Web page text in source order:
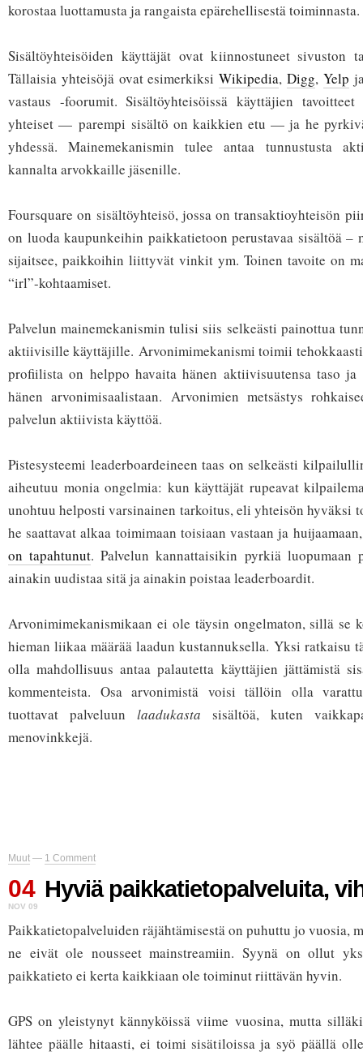
korostaa luottamusta ja rangaista epärehellisestä toiminnasta.
Sisältöyhteisöiden käyttäjät ovat kiinnostuneet sivuston
Tällaisia yhteisöjä ovat esimerkiksiWikipedia,Digg, Yelp
vastaus -foorumit. Sisältöyhteisöissä käyttäjien
yhteiset — parempi sisältö on kaikkien etu — ja he
yhdessä. Mainemekanismin tulee antaa tunnustusta
kannalta arvokkaille jäsenille.
Foursquare on sisältöyhteisö, jossa on transaktioyhteisön
on luoda kaupunkeihin paikkatietoon perustavaa sisältöä –
sijaitsee, paikkoihin liittyvät vinkit ym. Toinen tavoite on
“irl”-kohtaamiset.
Palvelun mainemekanismin tulisi siis selkeästi painottua
aktiivisille käyttäjille. Arvonimimekanismi toimii
profiilista on helppo havaita hänen aktiivisuutensa taso
hänen arvonimisaalistaan. Arvonimien metsästys
palvelun aktiivista käyttöä.
Pistesysteemi leaderboardeineen taas on selkeästi
aiheutuu monia ongelmia: kun käyttäjät rupeavat
unohtuu helposti varsinainen tarkoitus, eli yhteisön hyväksi
he saattavat alkaa toimimaan toisiaan vastaan ja
on tapahtunut. Palvelun kannattaisikin pyrkiä luopumaan
ainakin uudistaa sitä ja ainakin poistaa leaderboardit.
Arvonimimekanismikaan ei ole täysin ongelmaton, sillä se
hieman liikaa määrää laadun kustannuksella. Yksi ratkaisu
olla mahdollisuus antaa palautetta käyttäjien jättämistä
kommenteista. Osa arvonimistä voisi tällöin olla
tuottavat palveluun laadukasta sisältöä, kuten
menovinkkejä.
Muut — 1 Comment
04
NOV 09
Hyviä paikkatietopalveluita,
Paikkatietopalveluiden räjähtämisestä on puhuttu jo vuosia,
ne eivät ole nousseet mainstreamiin. Syynä on ollut
paikkatieto ei kerta kaikkiaan ole toiminut riittävän hyvin.
GPS on yleistynyt kännyköissä viime vuosina, mutta
lähtee päälle hitaasti, ei toimi sisätiloissa ja syö päällä